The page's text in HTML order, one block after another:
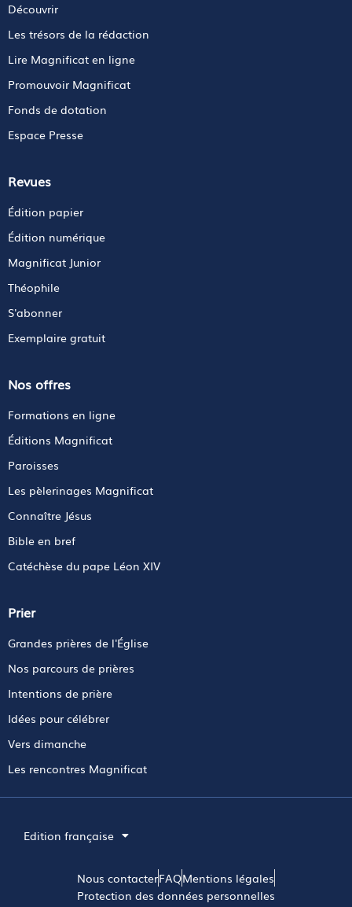
Découvrir
Les trésors de la rédaction
Lire Magnificat en ligne
Promouvoir Magnificat
Fonds de dotation
Espace Presse
Revues
Édition papier
Édition numérique
Magnificat Junior
Théophile
S'abonner
Exemplaire gratuit
Nos offres
Formations en ligne
Éditions Magnificat
Paroisses
Les pèlerinages Magnificat
Connaître Jésus
Bible en bref
Catéchèse du pape Léon XIV
Prier
Grandes prières de l'Église
Nos parcours de prières
Intentions de prière
Idées pour célébrer
Vers dimanche
Les rencontres Magnificat
Edition française
Nous contacterFAQMentions légales
Protection des données personnelles